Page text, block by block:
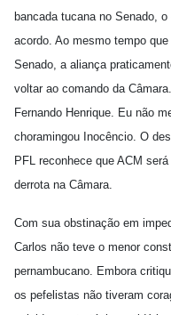
bancada tucana no Senado,
acordo. Ao mesmo tempo
Senado, a aliança
voltar ao comando da
Fernando Henrique. Eu não
choramingou Inocêncio. O
PFL reconhece que ACM
derrota na Câmara.
Com sua obstinação em
Carlos não teve o menor
pernambucano. Embora
os pefelistas não tiveram